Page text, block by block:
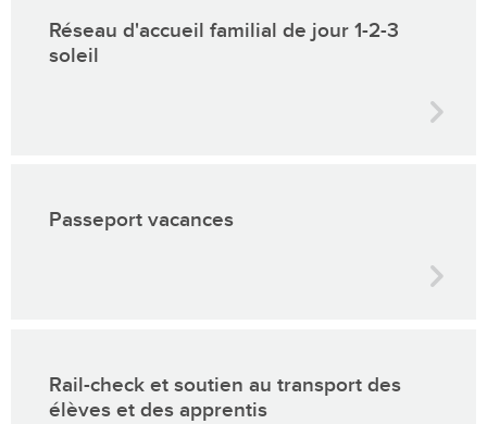
Réseau d'accueil familial de jour 1-2-3
soleil
Passeport vacances
Rail-check et soutien au transport des
élèves et des apprentis